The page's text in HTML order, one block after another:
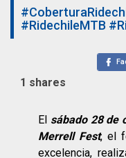
#RidechileMTB
1 shares
El sábado 28 de
Merrell Fest, el
excelencia,